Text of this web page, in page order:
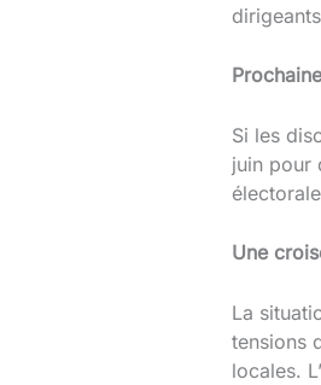
Si les
juin pour
Une
La
tensions
locales.